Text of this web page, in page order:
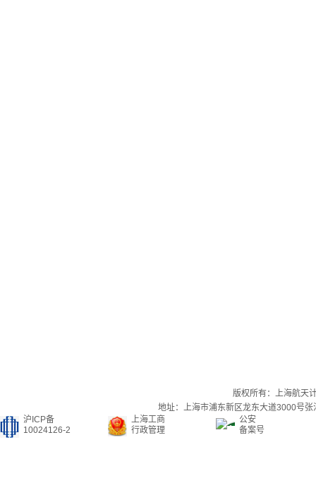
版权所有：上海航天
地址：上海市浦东新区龙东大道3000号
沪ICP备
10024126-2
上海工商
行政管理
公安
备案号